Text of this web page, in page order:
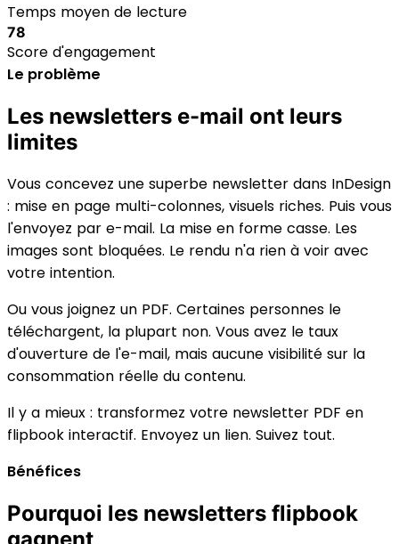
Temps moyen de lecture
78
Score d'engagement
Le problème
Les newsletters e-mail ont leurs
limites
Vous concevez une superbe newsletter dans InDesign
: mise en page multi-colonnes, visuels riches. Puis vous
l'envoyez par e-mail. La mise en forme casse. Les
images sont bloquées. Le rendu n'a rien à voir avec
votre intention.
Ou vous joignez un PDF. Certaines personnes le
téléchargent, la plupart non. Vous avez le taux
d'ouverture de l'e-mail, mais aucune visibilité sur la
consommation réelle du contenu.
Il y a mieux : transformez votre newsletter PDF en
flipbook interactif. Envoyez un lien. Suivez tout.
Bénéfices
Pourquoi les newsletters flipbook
gagnent